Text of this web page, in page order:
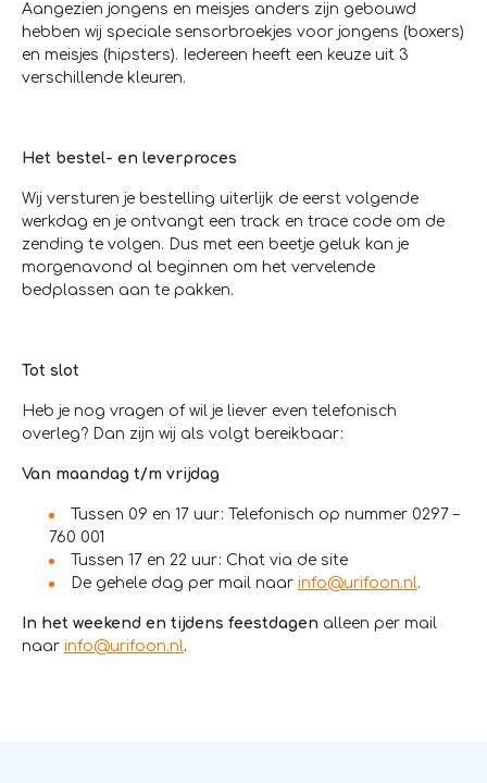
Aangezien jongens en meisjes anders zijn gebouwd
hebben wij speciale sensorbroekjes voor jongens (boxers)
en meisjes (hipsters). Iedereen heeft een keuze uit 3
verschillende kleuren.
Het bestel- en leverproces
Wij versturen je bestelling uiterlijk de eerst volgende
werkdag en je ontvangt een track en trace code om de
zending te volgen. Dus met een beetje geluk kan je
morgenavond al beginnen om het vervelende
bedplassen aan te pakken.
Tot slot
Heb je nog vragen of wil je liever even telefonisch
overleg? Dan zijn wij als volgt bereikbaar:
Van maandag t/m vrijdag
Tussen 09 en 17 uur: Telefonisch op nummer 0297 –
760 001
Tussen 17 en 22 uur: Chat via de site
De gehele dag per mail naar info@urifoon.nl.
In het weekend en tijdens feestdagen alleen per mail
naar info@urifoon.nl.